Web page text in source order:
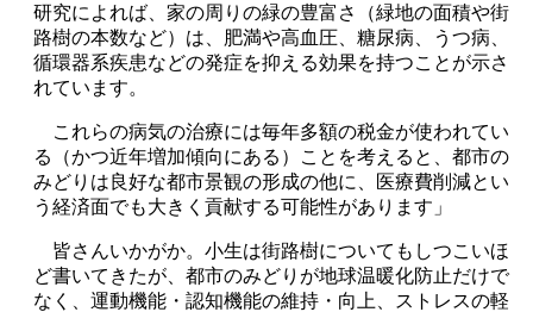
研究によれば、家の周りの緑の豊富さ（緑地の面積や街
路樹の本数など）は、肥満や高血圧、糖尿病、うつ病、
循環器系疾患などの発症を抑える効果を持つことが示さ
れています。
これらの病気の治療には毎年多額の税金が使われてい
る（かつ近年増加傾向にある）ことを考えると、都市の
みどりは良好な都市景観の形成の他に、医療費削減とい
う経済面でも大きく貢献する可能性があります」
皆さんいかがか。小生は街路樹についてもしつこいほ
ど書いてきたが、都市のみどりが地球温暖化防止だけで
なく、運動機能・認知機能の維持・向上、ストレスの軽